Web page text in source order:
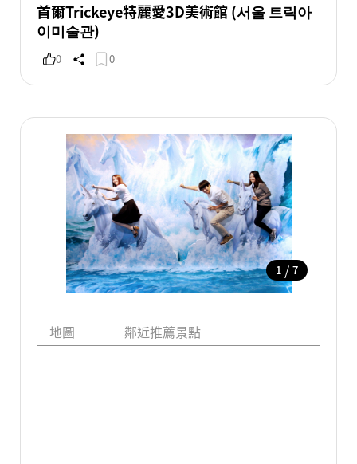
首爾Trickeye特麗愛3D美術館 (서울 트릭아
이미술관)
0 0
1 / 7
地圖 鄰近推薦景點